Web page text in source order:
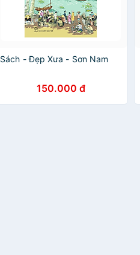
Sách - Đẹp Xưa - Sơn Nam
150.000 đ